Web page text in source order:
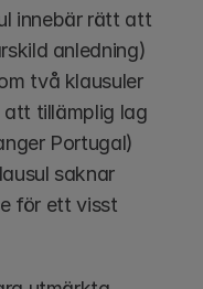
innebär rätt att
anledning)
två klausuler
tillämplig lag
Portugal)
saknar
för ett visst